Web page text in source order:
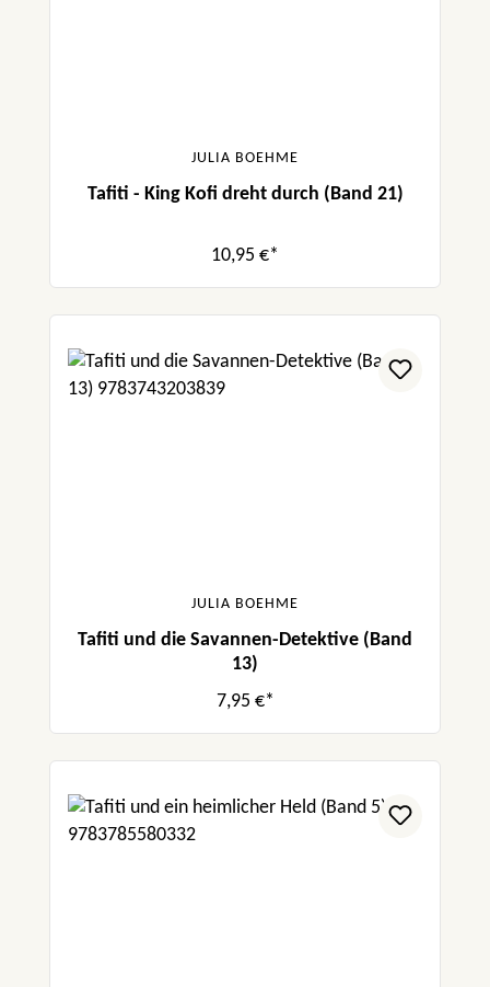
JULIA BOEHME
Tafiti - King Kofi dreht durch (Band 21)
10,95 €*
JULIA BOEHME
Tafiti und die Savannen-Detektive (Band
13)
7,95 €*